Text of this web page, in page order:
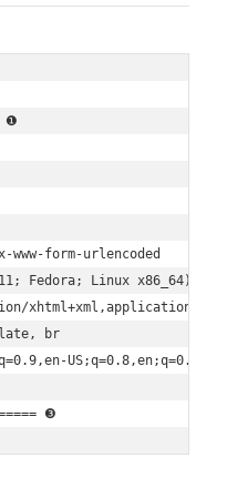
❶
form-urlencoded
Fedora; Linux x86_64)
xhtml+xml,application/
br
US;q=0.8,en;q=0.7